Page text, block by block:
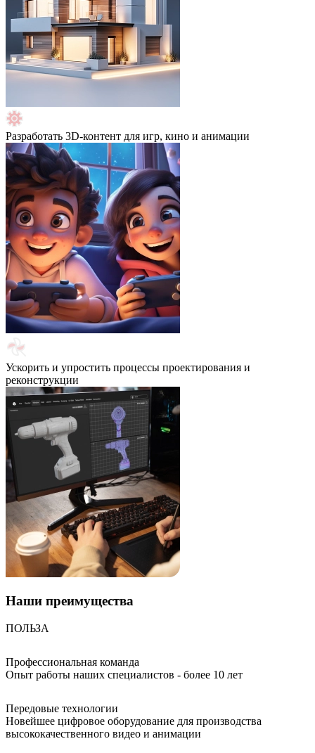
Разработать 3D-контент для игр, кино и анимации
Ускорить и упростить процессы проектирования и
реконструкции
Наши преимущества
ПОЛЬЗА
Профессиональная команда
Опыт работы наших специалистов - более 10 лет
Передовые технологии
Новейшее цифровое оборудование для производства
высококачественного видео и анимации